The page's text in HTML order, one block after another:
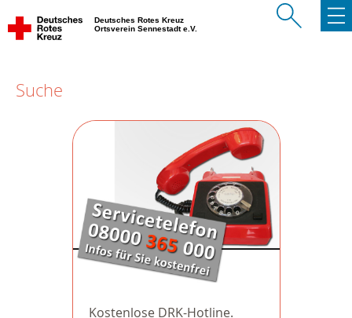
Deutsches Rotes Kreuz
Ortsverein Sennestadt e.V.
Suche
Kostenlose DRK-Hotline.